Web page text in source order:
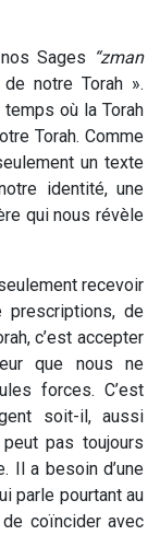
Sages “zman
notre Torah ».
où la Torah
Torah. Comme
un texte
identité, une
qui nous révèle
recevoir
de
c’est accepter
que nous ne
forces. C’est
soit-il, aussi
pas toujours
Il a besoin d’une
parle pourtant au
coïncider avec